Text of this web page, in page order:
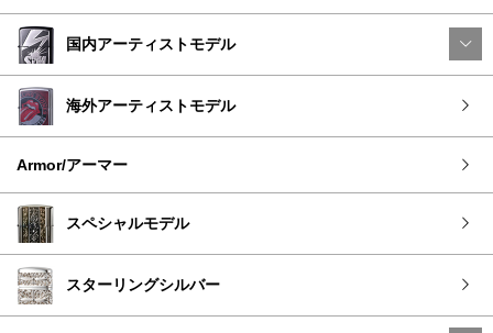
国内アーティストモデル
海外アーティストモデル
Armor/アーマー
スペシャルモデル
スターリングシルバー